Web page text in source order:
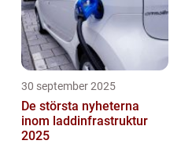
30 september 2025
De största nyheterna
inom laddinfrastruktur
2025